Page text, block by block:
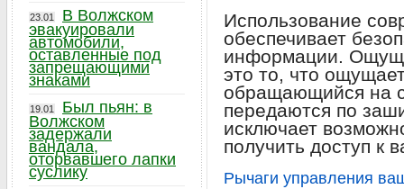
Использование
обеспечивает
информации.
это то, что
обращающийся на
передаются по
исключает
получить доступ к
Рычаги управления
23.01
В Волжском
эвакуировали
автомобили,
оставленные под
запрещающими
знаками
19.01
Был пьян: в
Волжском
задержали
вандала,
оторвавшего лапки
суслику